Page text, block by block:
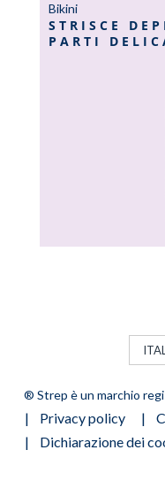
Bikini
STRISCE
PARTI
® Strep è un marchio
FOOTER
MENU
Privacy policy
Dichiarazione dei